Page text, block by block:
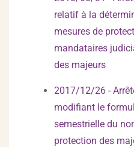
relatif à la
mesures de
mandataires
des majeurs
2017/12/26 -
modifiant le
semestrielle du
protection des